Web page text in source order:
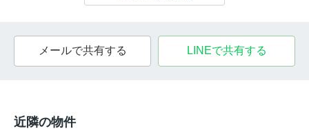
メールで共有する LINEで共有する
近隣の物件